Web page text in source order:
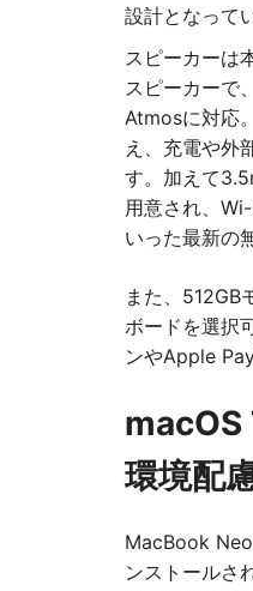
設計となって
スピーカーは
スピーカーで
Atmosに対応
え、充電や外
す。加えて
用意され、
いった最新の
また、512GB
ボードを選択
ンやApple
macOS
環境配
MacBook
ンストールさ